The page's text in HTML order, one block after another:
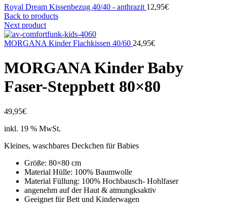
Royal Dream Kissenbezug 40/40 - anthrazit 12,95€
Back to products
Next product
MORGANA Kinder Flachkissen 40/60 24,95€
MORGANA Kinder Baby
Faser-Steppbett 80×80
49,95€
inkl. 19 % MwSt.
Kleines, waschbares Deckchen für Babies
Größe: 80×80 cm
Material Hülle: 100% Baumwolle
Material Füllung: 100% Hochbausch- Hohlfaser
angenehm auf der Haut & atmungksaktiv
Geeignet für Bett und Kinderwagen